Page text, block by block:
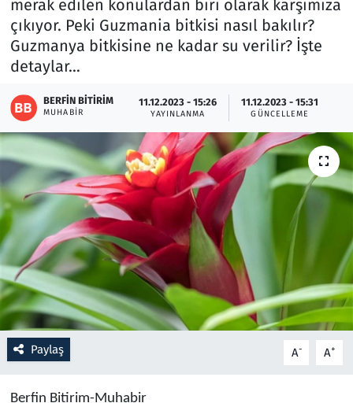
merak edilen konulardan biri olarak karşımıza
çıkıyor. Peki Guzmania bitkisi nasıl bakılır?
Guzmanya bitkisine ne kadar su verilir? İşte
detaylar…
BERFIN BITIRIM
MUHABIR
11.12.2023 - 15:26
YAYINLANMA
11.12.2023 - 15:31
GÜNCELLEME
Paylaş A- A+
Berfin Bitirim-Muhabir
Memur ve Kamu
Otomobil
Oyun
Ramazan
Resmi İlanlar
Rüya Tabirleri
Sağlık
Savunma Sanayi
Seçim 2023
Spor